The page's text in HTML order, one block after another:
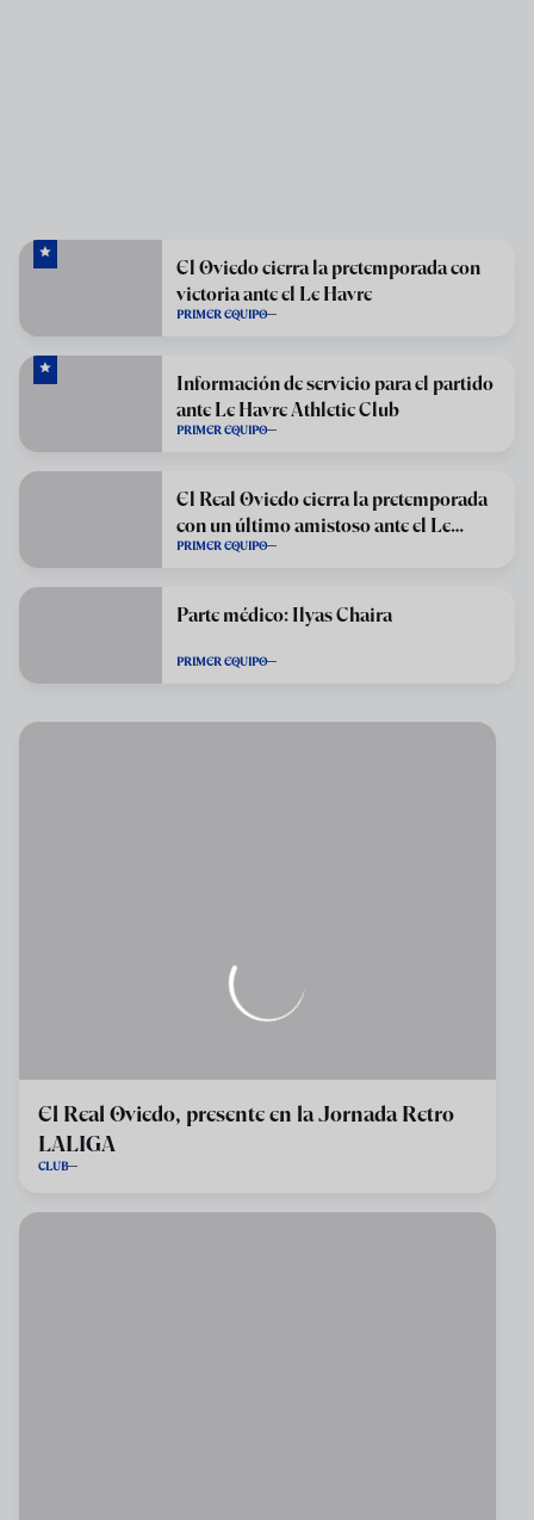
El Oviedo cierra la pretemporada con
victoria ante el Le Havre
PRIMER EQUIPO
Información de servicio para el partido
ante Le Havre Athletic Club
PRIMER EQUIPO
El Real Oviedo cierra la pretemporada
con un último amistoso ante el Le
Havre
PRIMER EQUIPO
Parte médico: Ilyas Chaira
PRIMER EQUIPO
El Real Oviedo, presente en la Jornada Retro
LALIGA
CLUB